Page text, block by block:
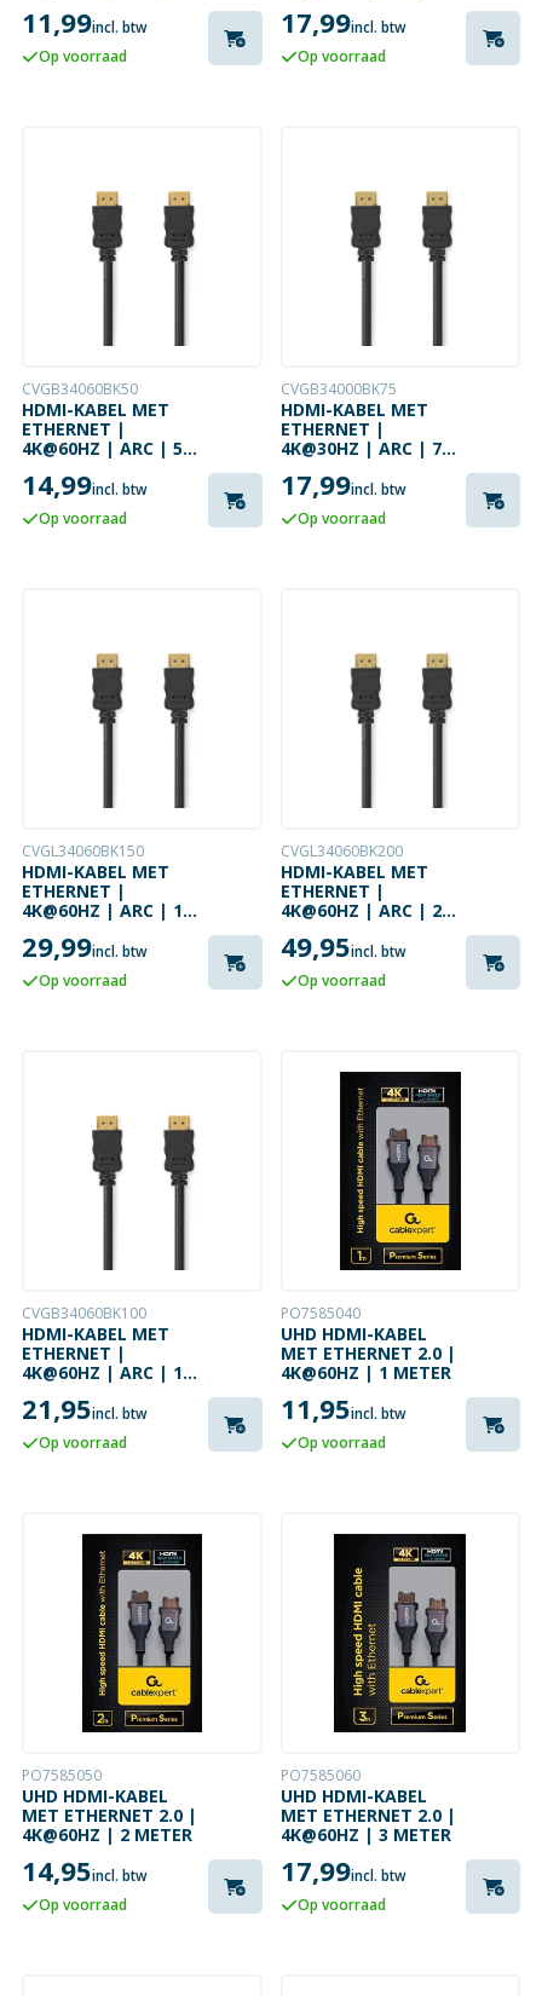
11,99incl. btw
Op voorraad
17,99incl. btw
Op voorraad
CVGB34060BK50
HDMI-KABEL MET
ETHERNET |
4K@60HZ | ARC | 5
14,99incl. btw
Op voorraad
CVGB34000BK75
HDMI-KABEL MET
ETHERNET |
4K@30HZ | ARC | 7.5
17,99incl. btw
Op voorraad
CVGL34060BK150
HDMI-KABEL MET
ETHERNET |
4K@60HZ | ARC | 15
29,99incl. btw
Op voorraad
CVGL34060BK200
HDMI-KABEL MET
ETHERNET |
4K@60HZ | ARC | 20
49,95incl. btw
Op voorraad
CVGB34060BK100
HDMI-KABEL MET
ETHERNET |
4K@60HZ | ARC | 10
21,95incl. btw
Op voorraad
PO7585040
UHD HDMI-KABEL
MET ETHERNET 2.0 |
4K@60HZ | 1 METER
11,95incl. btw
Op voorraad
PO7585050
UHD HDMI-KABEL
MET ETHERNET 2.0 |
4K@60HZ | 2 METER
14,95incl. btw
Op voorraad
PO7585060
UHD HDMI-KABEL
MET ETHERNET 2.0 |
4K@60HZ | 3 METER
17,99incl. btw
Op voorraad